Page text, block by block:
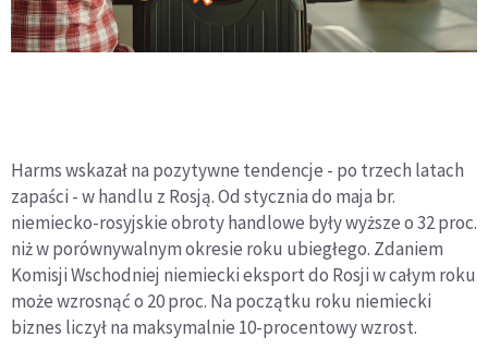
Harms wskazał na pozytywne tendencje - po trzech latach
zapaści - w handlu z Rosją. Od stycznia do maja br.
niemiecko-rosyjskie obroty handlowe były wyższe o 32 proc.
niż w porównywalnym okresie roku ubiegłego. Zdaniem
Komisji Wschodniej niemiecki eksport do Rosji w całym roku
może wzrosnąć o 20 proc. Na początku roku niemiecki
biznes liczył na maksymalnie 10-procentowy wzrost.